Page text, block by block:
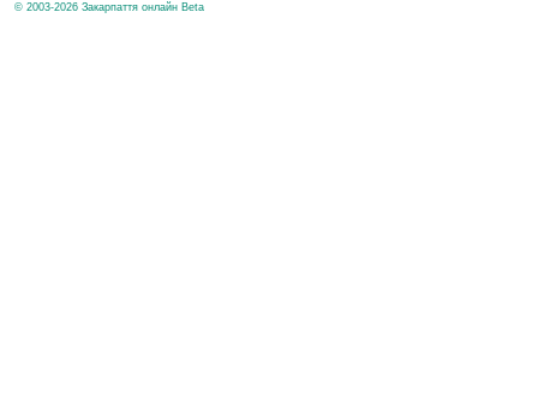
© 2003-2026 Закарпаття онлайн Beta